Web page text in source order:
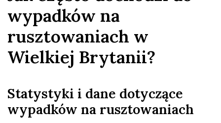
wypadków na
rusztowaniach w
Wielkiej Brytanii?
Statystyki i dane dotyczące
wypadków na rusztowaniach